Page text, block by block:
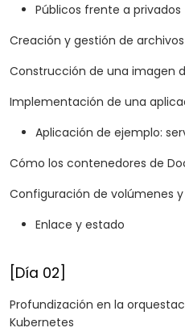
Públicos frente a privados
Creación y gestión de
Construcción de una imagen
Implementación de una
Aplicación de ejemplo:
Cómo los contenedores de
Configuración de volúmenes
Enlace y estado
[Día 02]
Profundización en la
Kubernetes